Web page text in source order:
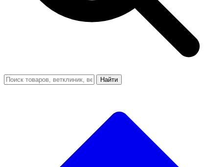
Найти